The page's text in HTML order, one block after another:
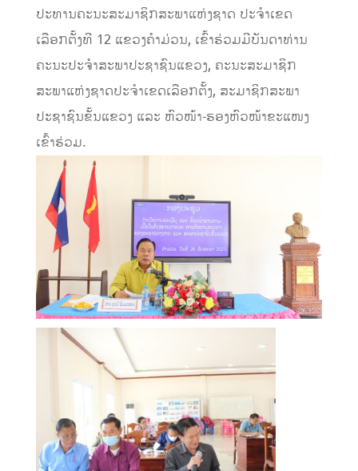
ປະທານຄະນະສະມາຊິກສະພາແຫ່ງຊາດ ປະຈໍາເຂດ
ເລືອກຕັ້ງທີ 12 ແຂວງຄໍາມ່ວນ, ເຂົ້າຮ່ວມມີບັນດາທ່ານ
ຄະນະປະຈໍາສະພາປະຊາຊົນແຂວງ, ຄະນະສະມາຊິກ
ສະພາແຫ່ງຊາດປະຈໍາເຂດເລືອກຕັ້ງ, ສະມາຊິກສະພາ
ປະຊາຊົນຂັ້ນແຂວງ ແລະ ຫົວໜ້າ-ຮອງຫົວໜ້າຂະແໜງ
ເຂົ້າຮ່ວມ.